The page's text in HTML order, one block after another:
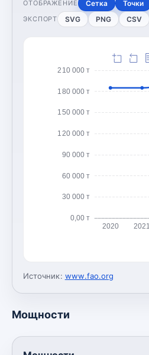
ОТОБРАЖЕНИЕ Сетка Точки
ЭКСПОРТ SVG PNG CSV
0,00 т
30 000 т
60 000 т
90 000 т
120 000 т
150 000 т
180 000 т
210 000 т
2020 2021
Источник: www.fao.org
Мощности